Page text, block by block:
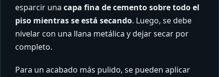
esparcir una capa fina de cemento sobre todo el
piso mientras se está secando. Luego, se debe
nivelar con una llana metálica y dejar secar por
completo.
Para un acabado más pulido, se pueden aplicar